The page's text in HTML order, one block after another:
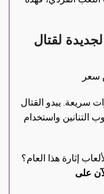
لقتال
سريعة. يبدو القتال
التنانين واستخدام
إثارة هذا العام؟
على